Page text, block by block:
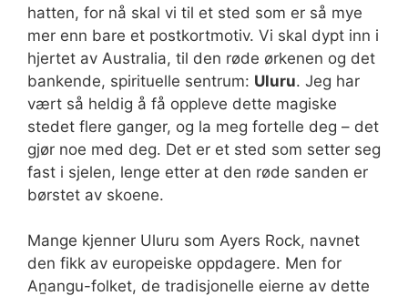
hatten, for nå skal vi til et sted som er så mye
mer enn bare et postkortmotiv. Vi skal dypt inn i
hjertet av Australia, til den røde ørkenen og det
bankende, spirituelle sentrum: Uluru. Jeg har
vært så heldig å få oppleve dette magiske
stedet flere ganger, og la meg fortelle deg – det
gjør noe med deg. Det er et sted som setter seg
fast i sjelen, lenge etter at den røde sanden er
børstet av skoene.
Mange kjenner Uluru som Ayers Rock, navnet
den fikk av europeiske oppdagere. Men for
Aṉangu-folket, de tradisjonelle eierne av dette